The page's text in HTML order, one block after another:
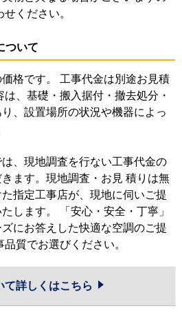
ください。
ついて
格です。 工事代金は別途お見積
、基礎・搬入据付・撤去処分・
、設置場所の状況や機器によっ
、現地調査を行ない工事代金の
ます。現地調査・お見 積りは無
指定工事店が、現地に伺いご提
します。 「安心・安全・丁寧」
にお答えした快適な空調のご提
質でお選びください。
て詳しくはこちら